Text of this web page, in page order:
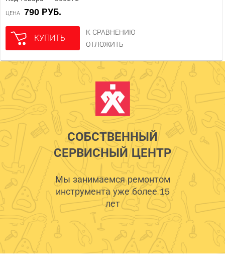
ЦЕНА 790 РУБ.
КУПИТЬ
К СРАВНЕНИЮ
ОТЛОЖИТЬ
СОБСТВЕННЫЙ
СЕРВИСНЫЙ ЦЕНТР
Мы занимаемся ремонтом
инструмента уже более 15
лет